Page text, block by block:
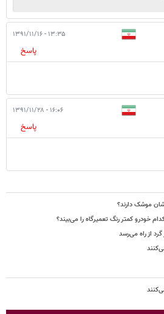
۱۳:۳۵ - ۱۳۹۱/۱۱/۱۶
پاسخ
۱۶:۰۶ - ۱۳۹۱/۱۱/۲۸
پاسخ
موشک‌ دارند؟
خودرو کمتر رنگ تعمیرگاه را می‌بیند؟
از راه می‌رسد